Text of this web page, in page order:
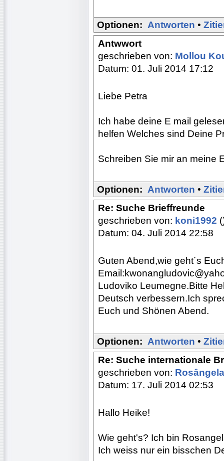
Optionen: Antworten •
Antwwort
geschrieben von: Mollou
Datum: 01. Juli 2014 17:12
Liebe Petra
Ich habe deine E mail
helfen Welches sind Deine
Schreiben Sie mir an meine
Optionen: Antworten •
Re: Suche Brieffreunde
geschrieben von: koni1992
Datum: 04. Juli 2014 22:58
Guten Abend,wie geht´s
Ludoviko Leumegne.Bitte
Deutsch verbessern.Ich
Euch und Shönen Abend.
Optionen: Antworten •
Re: Suche internationale
geschrieben von:
Datum: 17. Juli 2014 02:53
Hallo Heike!
Wie geht's? Ich bin
Ich weiss nur ein bisschen